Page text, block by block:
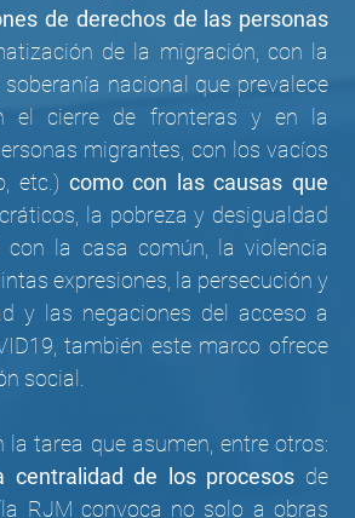
de derechos de las personas
de la migración, con la
nacional que prevalece
el cierre de fronteras y en la
migrantes, con los vacíos
etc.) como con las causas que
la pobreza y desigualdad
con la casa común, la violencia
expresiones, la persecución y
y las negaciones del acceso a
también este marco ofrece
social.
la tarea que asumen, entre otros:
centralidad de los procesos de
RJM convoca no solo a obras